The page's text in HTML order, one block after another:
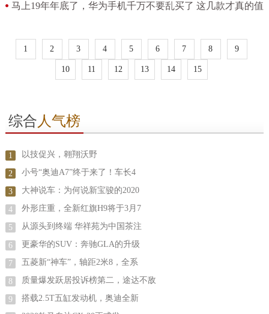
马上19年年底了，华为手机千万不要乱买了 这几款才真的值
[2021-03-05 04:34:21]
1 2 3 4 5 6 7 8 9
10 11 12 13 14 15
综合 人气榜
1 以技促兴，翱翔沃野
2 小号“奥迪A7”终于来了！车长4
3 大神说车：为何说新宝骏的2020
4 外形庄重，全新红旗H9将于3月7
5 从源头到终端 华祥苑为中国茶注
6 更豪华的SUV：奔驰GLA的升级
7 五菱新“神车”，轴距2米8，全系
8 质量爆发跃居投诉榜第二，途达不敌
9 搭载2.5T五缸发动机，奥迪全新